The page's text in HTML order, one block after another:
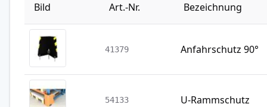
Bild Art.-Nr. Bezeichnung
41379 Anfahrschutz 90°
54133 U-Rammschutz